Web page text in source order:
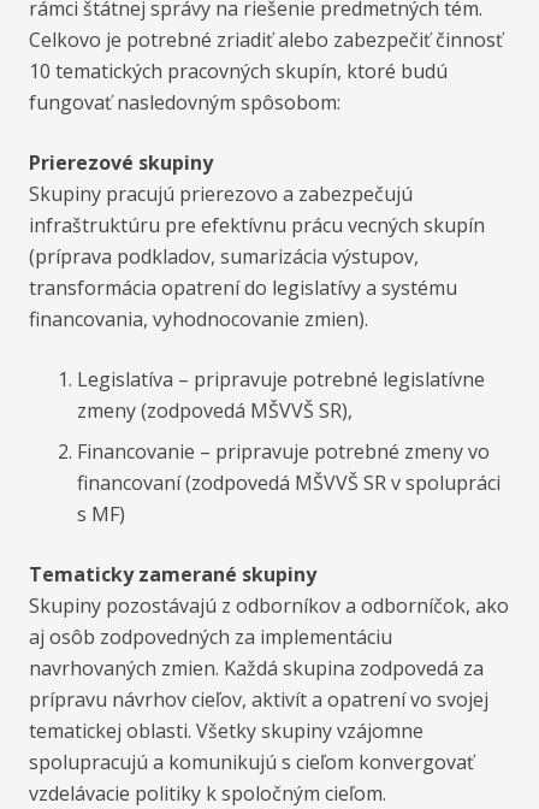
rámci štátnej správy na riešenie predmetných tém.
Celkovo je potrebné zriadiť alebo zabezpečiť činnosť
10 tematických pracovných skupín, ktoré budú
fungovať nasledovným spôsobom:
Prierezové skupiny
Skupiny pracujú prierezovo a zabezpečujú
infraštruktúru pre efektívnu prácu vecných skupín
(príprava podkladov, sumarizácia výstupov,
transformácia opatrení do legislatívy a systému
financovania, vyhodnocovanie zmien).
Legislatíva – pripravuje potrebné legislatívne
zmeny (zodpovedá MŠVVŠ SR),
Financovanie – pripravuje potrebné zmeny vo
financovaní (zodpovedá MŠVVŠ SR v spolupráci
s MF)
Tematicky zamerané skupiny
Skupiny pozostávajú z odborníkov a odborníčok, ako
aj osôb zodpovedných za implementáciu
navrhovaných zmien. Každá skupina zodpovedá za
prípravu návrhov cieľov, aktivít a opatrení vo svojej
tematickej oblasti. Všetky skupiny vzájomne
spolupracujú a komunikujú s cieľom konvergovať
vzdelávacie politiky k spoločným cieľom.